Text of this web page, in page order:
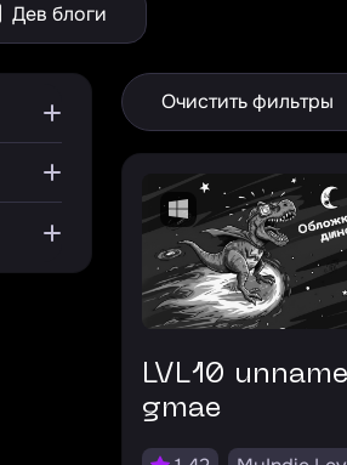
Дев блоги
Очистить фильтры
LVL10 unnamed
gmae